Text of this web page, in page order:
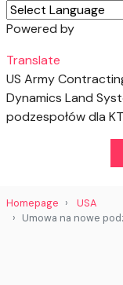
Powered by
Translate
US Army
Dynamics Land
podzespołów dla
Homepage
USA
Umowa na nowe